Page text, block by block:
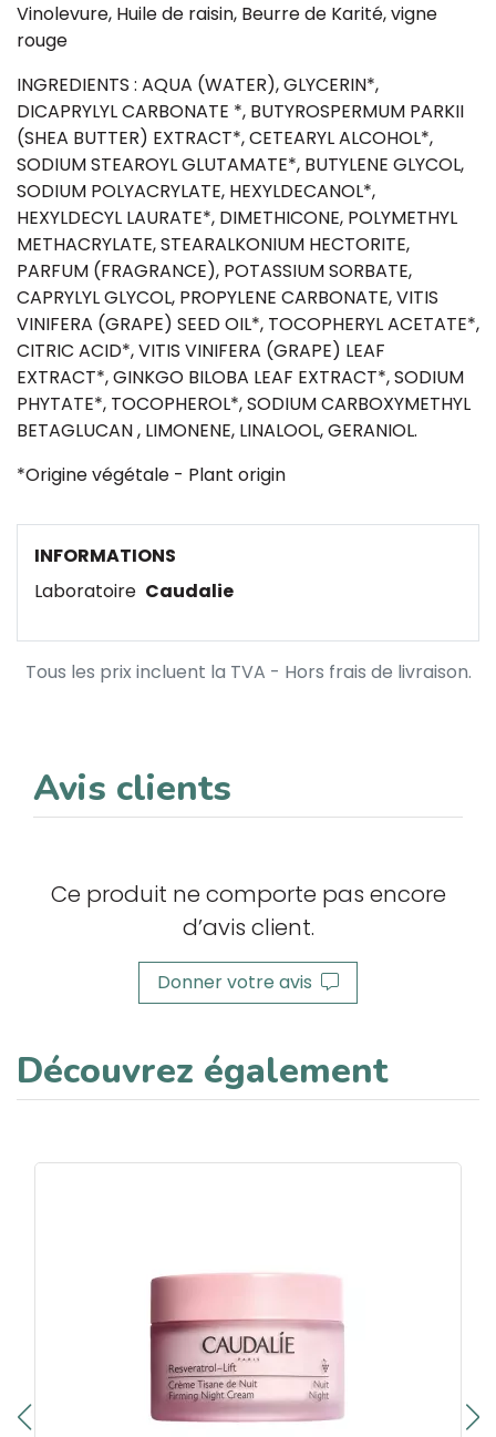
Vinolevure, Huile de raisin, Beurre de Karité, vigne
rouge
INGREDIENTS : AQUA (WATER), GLYCERIN*,
DICAPRYLYL CARBONATE *, BUTYROSPERMUM PARKII
(SHEA BUTTER) EXTRACT*, CETEARYL ALCOHOL*,
SODIUM STEAROYL GLUTAMATE*, BUTYLENE GLYCOL,
SODIUM POLYACRYLATE, HEXYLDECANOL*,
HEXYLDECYL LAURATE*, DIMETHICONE, POLYMETHYL
METHACRYLATE, STEARALKONIUM HECTORITE,
PARFUM (FRAGRANCE), POTASSIUM SORBATE,
CAPRYLYL GLYCOL, PROPYLENE CARBONATE, VITIS
VINIFERA (GRAPE) SEED OIL*, TOCOPHERYL ACETATE*,
CITRIC ACID*, VITIS VINIFERA (GRAPE) LEAF
EXTRACT*, GINKGO BILOBA LEAF EXTRACT*, SODIUM
PHYTATE*, TOCOPHEROL*, SODIUM CARBOXYMETHYL
BETAGLUCAN , LIMONENE, LINALOOL, GERANIOL.
*Origine végétale - Plant origin
INFORMATIONS
Laboratoire Caudalie
Tous les prix incluent la TVA - Hors frais de livraison.
Avis clients
Ce produit ne comporte pas encore
d’avis client.
Donner votre avis
Découvrez également